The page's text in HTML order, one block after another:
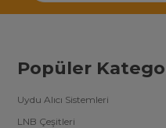
Popüler
Uydu Alıcı Sistemleri
LNB Çeşitleri